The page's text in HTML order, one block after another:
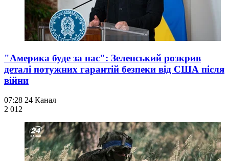
"Америка буде за нас": Зеленський розкрив
деталі потужних гарантій безпеки від США після
війни
07:28 24 Канал
2 012